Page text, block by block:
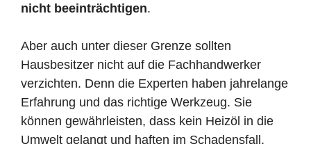
nicht beeinträchtigen.
Aber auch unter dieser Grenze sollten
Hausbesitzer nicht auf die Fachhandwerker
verzichten. Denn die Experten haben jahrelange
Erfahrung und das richtige Werkzeug. Sie
können gewährleisten, dass kein Heizöl in die
Umwelt gelangt und haften im Schadensfall.